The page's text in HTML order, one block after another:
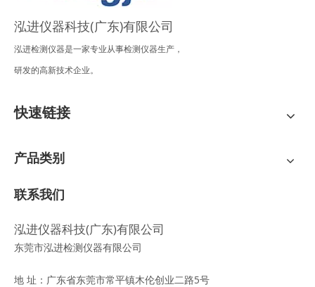
泓进仪器科技(广东)有限公司
泓进检测仪器是一家专业从事检测仪器生产，
研发的高新技术企业。
快速链接
产品类别
联系我们
泓进仪器科技(广东)有限公司
东莞市泓进检测仪器有限公司
地 址：广东省东莞市常平镇木伦创业二路5号